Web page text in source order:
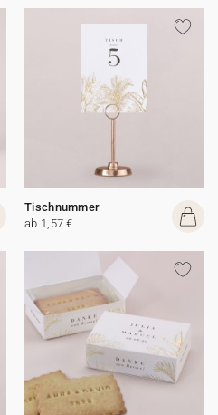
Tischnummer
ab 1,57 €